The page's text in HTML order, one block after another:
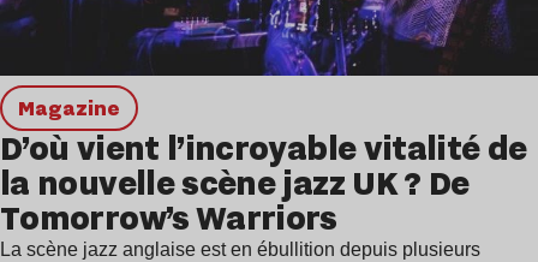
magazine
D’où vient l’incroyable vitalité de
la nouvelle scène jazz UK ? De
Tomorrow’s Warriors
La scène jazz anglaise est en ébullition depuis plusieurs